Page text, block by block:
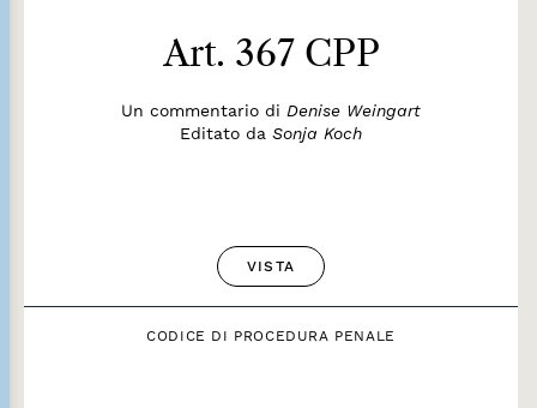
Art. 367 CPP
Un commentario di Denise Weingart
Editato da Sonja Koch
VISTA
CODICE DI PROCEDURA PENALE